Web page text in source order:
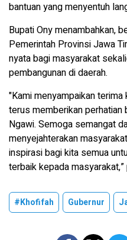
bantuan yang menyentuh
Bupati Ony menambahkan,
Pemerintah Provinsi Jawa
nyata bagi masyarakat
pembangunan di daerah.
"Kami menyampaikan
terus memberikan
Ngawi. Semoga semangat
menyejahterakan
inspirasi bagi kita semua
terbaik kepada
#Khofifah Gubernur